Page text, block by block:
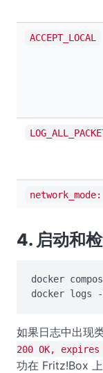
ACCEPT_LOCAL
4. 启动和
docker
docker logs
如果日志中出现
200 OK,
功在 Fritz!Box